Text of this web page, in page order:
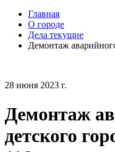
Главная
О городе
Дела текущие
Демонтаж
28 июня 2023 г.
Демонтаж
детского